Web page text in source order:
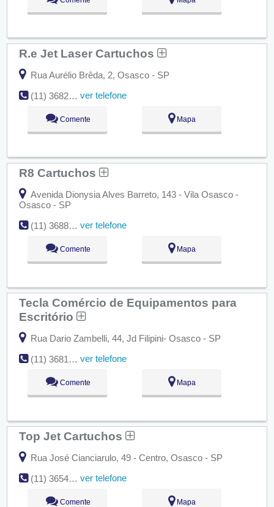
R.e Jet Laser Cartuchos
Rua Aurélio Brêda, 2, Osasco - SP
(11) 3682-4181
ver telefone
Comente Mapa
R8 Cartuchos
Avenida Dionysia Alves Barreto, 143 - Vila Osasco -
Osasco - SP
(11) 3688-1079 ?
ver telefone
Comente Mapa
Tecla Comércio de Equipamentos para
Escritório
Rua Dario Zambelli, 44, Jd Filipini- Osasco - SP
(11) 3681-7603
ver telefone
Comente Mapa
Top Jet Cartuchos
Rua José Cianciarulo, 49 - Centro, Osasco - SP
(11) 3654-3357
ver telefone
Comente Mapa